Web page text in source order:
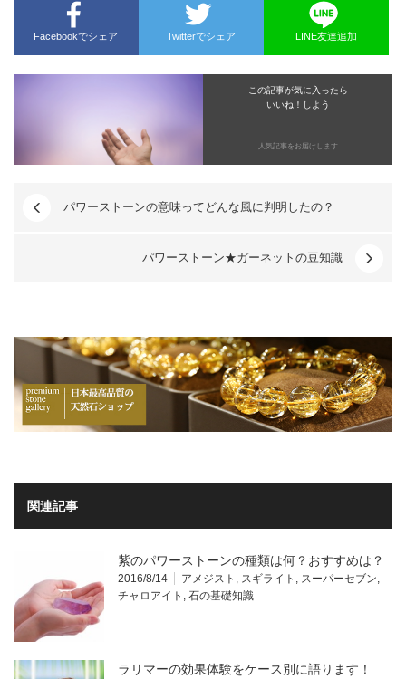
Facebookでシェア Twitterでシェア LINE友達追加
この記事が気に入ったら
いいね！しよう
人気記事をお届けします
パワーストーンの意味ってどんな風に判明したの？
パワーストーン★ガーネットの豆知識
関連記事
紫のパワーストーンの種類は何？おすすめは？
2016/8/14 アメジスト スギライト スーパーセブン
チャロアイト
石の基礎知識
ラリマーの効果体験をケース別に語ります！